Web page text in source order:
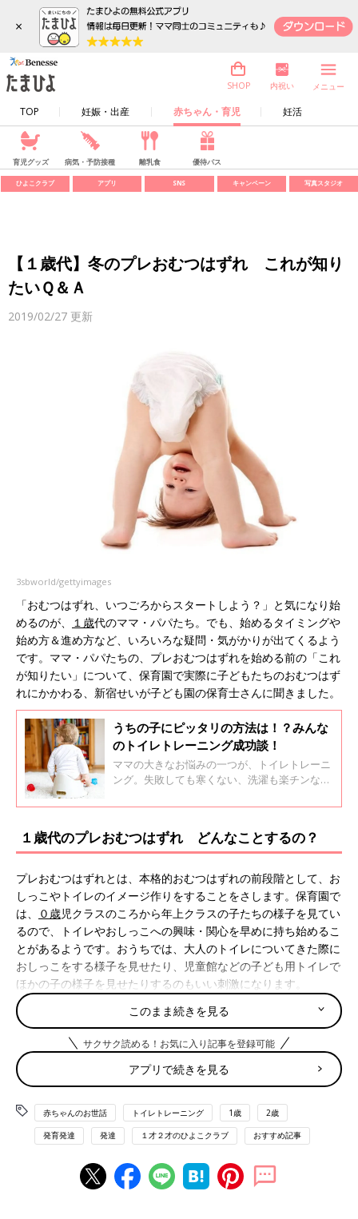
×
TOP 妊娠・出産 赤ちゃん・育児 妊活
SHOP 内祝い メニュー
育児グッズ 病気・予防接種 離乳食 優待パス
ひよこクラブ アプリ SNS キャンペーン 写真スタジオ
【１歳代】冬のプレおむつはずれ これが知り
たいＱ＆Ａ
2019/02/27 更新
3sbworld/gettyimages
「おむつはずれ、いつごろからスタートしよう？」と気になり始
めるのが、
１歳代のママ・パパたち。でも、始めるタイミングや
始め方＆進め方など、いろいろな疑問・気がかりが出てくるよう
です。ママ・パパたちの、プレおむつはずれを始める前の「これ
が知りたい」について、保育園で実際に子どもたちのおむつはず
れにかかわる、新宿せいが子ども園の保育士さんに聞きました。
うちの子にピッタリの方法は！？みんな
のトイレトレーニング成功談！
ママの大きなお悩みの一つが、トイレトレーニ
ング。失敗しても寒くない、洗濯も楽チンな夏
ママに成功の秘訣を聞いてみました。
１歳代のプレおむつはずれ どんなことするの？
プレおむつはずれとは、本格的おむつはずれの前段階として、お
しっこやトイレのイメージ作りをすることをさします。保育園で
は、
０歳児クラスのころから年上クラスの子たちの様子を見てい
るので、トイレやおしっこへの興味・関心を早めに持ち始めるこ
とがあるようです。おうちでは、大人のトイレについてきた際に
おしっこをする様子を見せたり、児童館などの子ども用トイレで
ほかの子の様子を見せたりするのもいい刺激になります。
冬のプレおむつはずれ 始める時期についての「知
りたい」
「おむつはずれを始める」となると、ママ・パパたちは気負って
しまいがちですが、１歳代のプレおむつはずれは主にイメージづ
くりなので、気軽に始めましょう。まずは、おむつはずれの絵本
を見せたり、大人がおしっこをする様子を見せたりして、少しず
Ｑ おむつはずれは暖かい時期に始めたほうがいいのでは
このまま続きを見る
サクサク読める！お気に入り記事を登録可能
アプリで続きを見る
赤ちゃんのお世話 トイレトレーニング 1歳 2歳
発育発達 発達 １才２才のひよこクラブ おすすめ記事